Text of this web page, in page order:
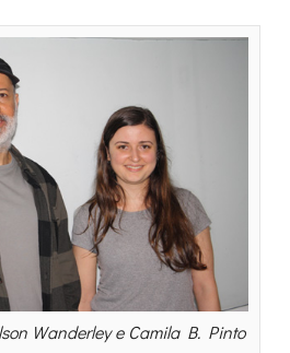
Wanderley e Camila B. Pinto